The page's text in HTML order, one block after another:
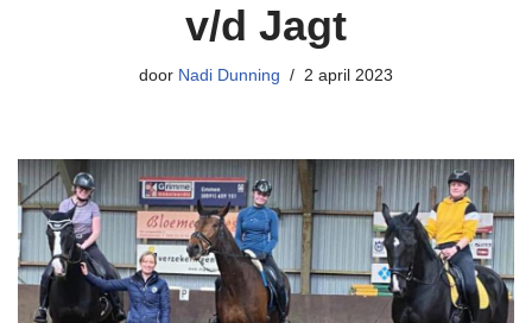
v/d Jagt
door Nadi Dunning 2 april 2023